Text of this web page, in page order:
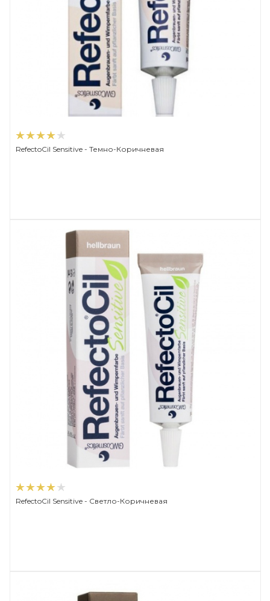
RefectoCil Sensitive - Темно-Коричневая
RefectoCil Sensitive - Светло-Коричневая